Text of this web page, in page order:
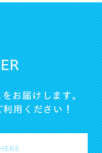
お届けします。
利用ください！